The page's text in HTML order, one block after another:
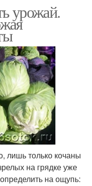
урожай.
лишь только кочаны
на грядке уже
на ощупь: